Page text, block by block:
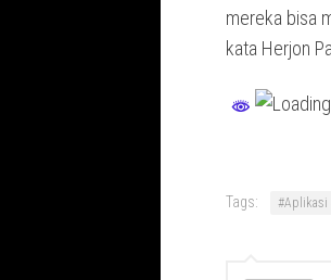
mereka bisa
kata Herjon
Tags: #Aplikasi